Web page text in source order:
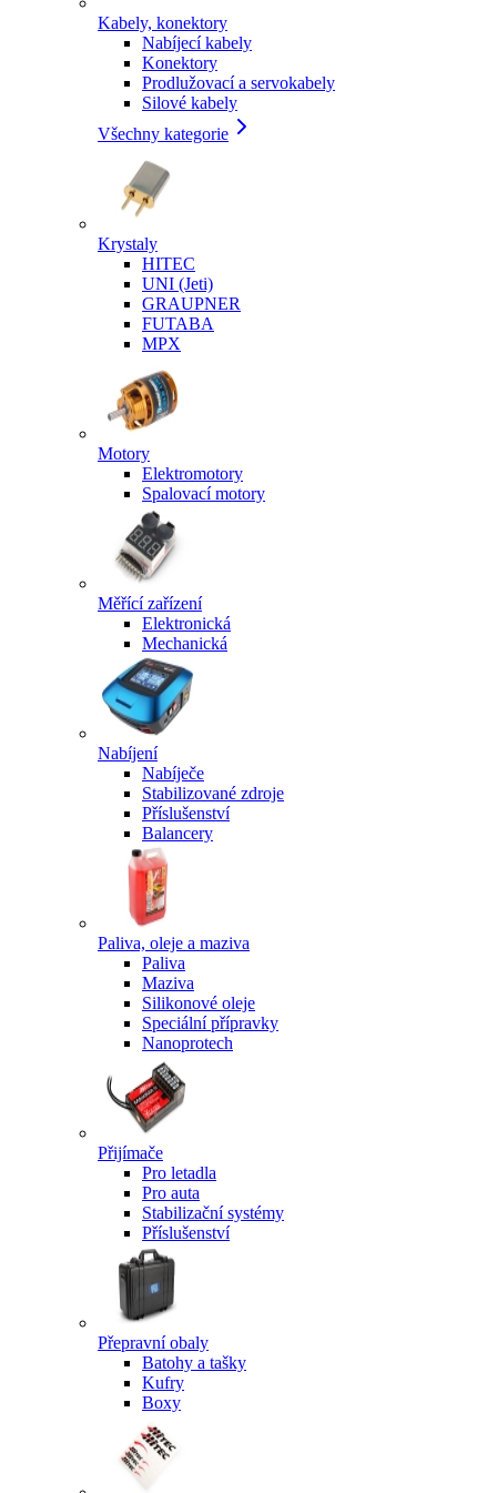
Kabely, konektory
Nabíjecí kabely
Konektory
Prodlužovací a servokabely
Silové kabely
Všechny kategorie
Krystaly
HITEC
UNI (Jeti)
GRAUPNER
FUTABA
MPX
Motory
Elektromotory
Spalovací motory
Měřící zařízení
Elektronická
Mechanická
Nabíjení
Nabíječe
Stabilizované zdroje
Příslušenství
Balancery
Paliva, oleje a maziva
Paliva
Maziva
Silikonové oleje
Speciální přípravky
Nanoprotech
Přijímače
Pro letadla
Pro auta
Stabilizační systémy
Příslušenství
Přepravní obaly
Batohy a tašky
Kufry
Boxy